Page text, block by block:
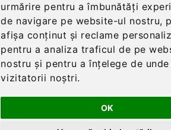
urmărire pentru a îmbunătăți
de navigare pe website-ul nostru,
afișa conținut și reclame
pentru a analiza traficul de pe
nostru și pentru a înțelege de
vizitatorii noștri.
OK